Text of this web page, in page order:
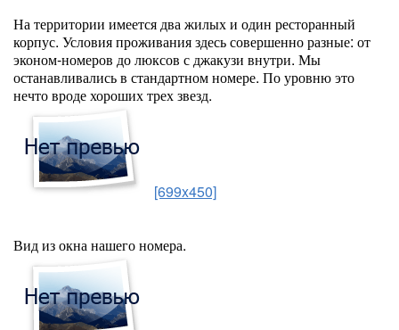
На территории имеется два жилых и один ресторанный
корпус. Условия проживания здесь совершенно разные: от
эконом-номеров до люксов с джакузи внутри. Мы
останавливались в стандартном номере. По уровню это
нечто вроде хороших трех звезд.
[699x450]
Вид из окна нашего номера.